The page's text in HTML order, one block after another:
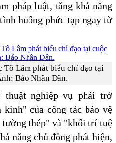
pháp luật, tăng khả năng
huống phức tạp ngay từ
Tô Lâm phát biểu chỉ đạo tại
Báo Nhân Dân.
nghiệp vụ phải trở
kinh" của công tác bảo vệ
thép" và "khối trí tuệ
năng chủ động phát hiện,